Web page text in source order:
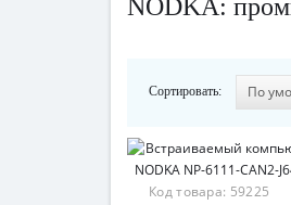
NODKA:
Сортировать:
Код товара: 59225